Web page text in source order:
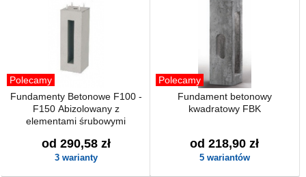
Polecamy
Fundamenty Betonowe F100 -
F150 Abizolowany z
elementami śrubowymi
od 290,58 zł
3 warianty
Polecamy
Fundament betonowy
kwadratowy FBK
od 218,90 zł
5 wariantów